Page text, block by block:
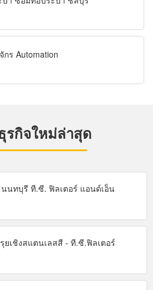
กร Automation
รกิจใหม่ล่าสุด
นนทบุรี ที.ซี. ฟิลเตอร์ แอนด์เอ็น
ยเชิงสแตนเลสสี - ที.ซี.ฟิลเตอร์